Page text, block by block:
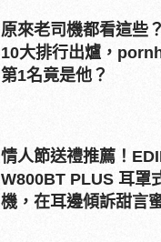
原來老司機都看這些
10大排行出爐，
第1名竟是他？
情人節送禮推薦！
W800BT PLUS 耳罩
機，在耳邊傾訴甜言